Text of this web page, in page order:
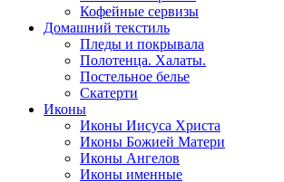
Кофейные сервизы
Домашний текстиль
Пледы и покрывала
Полотенца. Халаты.
Постельное белье
Скатерти
Иконы
Иконы Иисуса Христа
Иконы Божией Матери
Иконы Ангелов
Иконы именные